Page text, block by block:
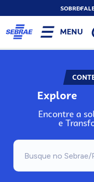
SOBRE
MENU
Explore
Encontre a
e